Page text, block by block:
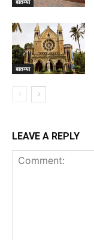
बातम्या
बातम्या
LEAVE A REPLY